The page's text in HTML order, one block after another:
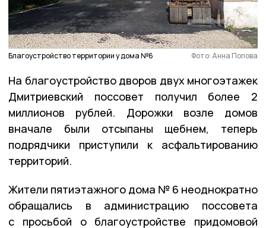
Благоустройство территории у дома №6 Фото: Анна Попова
На благоустройство дворов двух многоэтажек
Дмитриевский поссовет получил более 2
миллионов рублей. Дорожки возле домов
вначале были отсыпаны щебнем, теперь
подрядчики приступили к асфальтированию
территорий.
Жители пятиэтажного дома № 6 неоднократно
обращались в администрацию поссовета
с просьбой о благоустройстве придомовой